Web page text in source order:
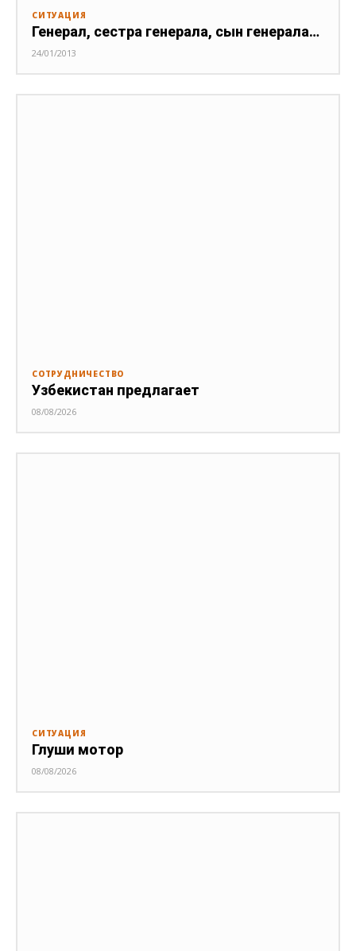
СИТУАЦИЯ
Генерал, сестра генерала, сын генерала…
24/01/2013
СОТРУДНИЧЕСТВО
Узбекистан предлагает
08/08/2026
СИТУАЦИЯ
Глуши мотор
08/08/2026